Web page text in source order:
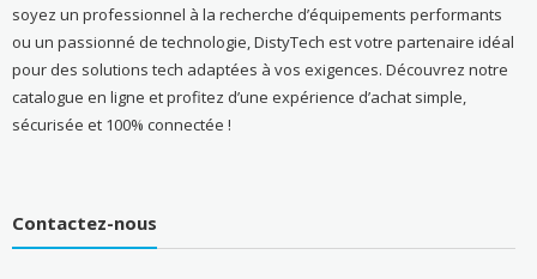
soyez un professionnel à la recherche d’équipements performants
ou un passionné de technologie, DistyTech est votre partenaire idéal
pour des solutions tech adaptées à vos exigences. Découvrez notre
catalogue en ligne et profitez d’une expérience d’achat simple,
sécurisée et 100% connectée !
Contactez-nous